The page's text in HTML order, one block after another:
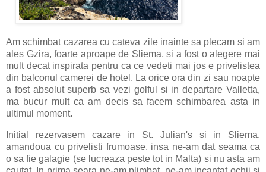
Am schimbat cazarea cu cateva zile inainte sa plecam si am
ales Gzira, foarte aproape de Sliema, si a fost o alegere mai
mult decat inspirata pentru ca ce vedeti mai jos e privelistea
din balconul camerei de hotel. La orice ora din zi sau noapte
a fost absolut superb sa vezi golful si in departare Valletta,
ma bucur mult ca am decis sa facem schimbarea asta in
ultimul moment.
Initial rezervasem cazare in St. Julian's si in Sliema,
amandoua cu privelisti frumoase, insa ne-am dat seama ca
o sa fie galagie (se lucreaza peste tot in Malta) si nu asta am